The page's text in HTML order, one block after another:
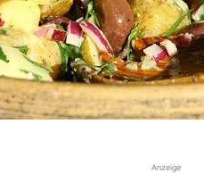
Anzeige